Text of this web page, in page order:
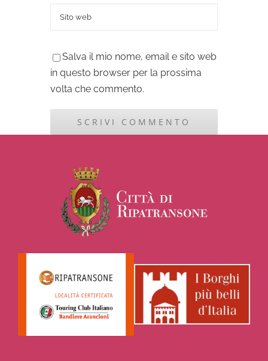
Salva il mio nome, email e sito web
in questo browser per la prossima
volta che commento.